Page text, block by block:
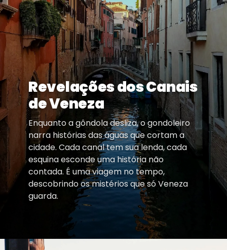
Revelações dos Canais
de Veneza
Enquanto a gôndola desliza, o gondoleiro
narra histórias das águas que cortam a
cidade. Cada canal tem sua lenda, cada
esquina esconde uma história não
contada. É uma viagem no tempo,
descobrindo os mistérios que só Veneza
guarda.